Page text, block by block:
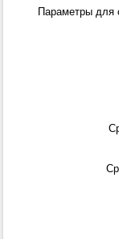
Параметры для